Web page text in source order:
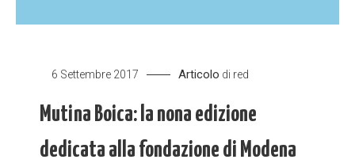
6 Settembre 2017 Articolo di red
Mutina Boica: la nona edizione
dedicata alla fondazione di Modena